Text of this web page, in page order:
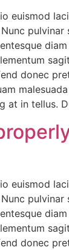
euismod
pulvinar
donec
at in tellus.
euismod
pulvinar
donec